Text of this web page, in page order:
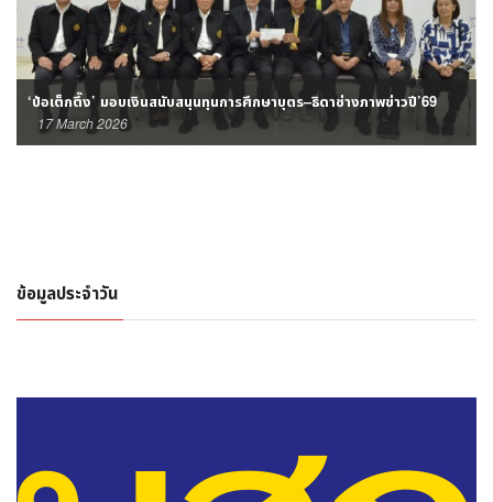
‘ป่อเต็กตึ๊ง’ มอบเงินสนับสนุนทุนการศึกษาบุตร–ธิดาช่างภาพข่าวปี’69
17 March 2026
ข้อมูลประจำวัน